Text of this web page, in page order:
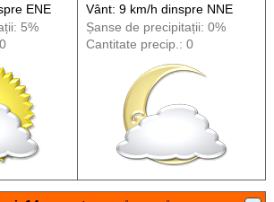
ENE
: 5%
Vânt: 9 km/h dinspreNNE
Șanse de precipitații: 0%
Cantitate precip.: 0